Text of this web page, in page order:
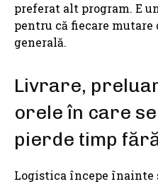
preferat alt program. E
pentru că fiecare mutare
generală.
Livrare,
orele în care
pierde timp
Logistica începe înainte